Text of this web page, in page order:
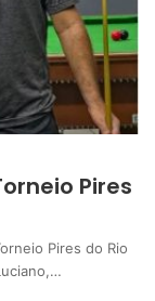
Pires
Pires do Rio